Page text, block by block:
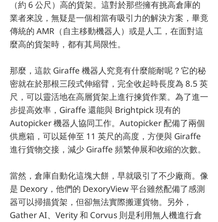
（約 6 公尺）高的貨架。這對於那些擁有挑高倉庫的
業者來說，無疑是一個相當有吸引力的解決方案，畢竟
傳統的 AMR（自主移動機器人）或是人工，在面對這
麼高的貨架時，都有其局限性。
那麼，這款 Giraffe 機器人究竟有什麼能耐呢？它的秘
密就在於那根三段式伸縮臂，完全收起時長度為 8.5 英
尺，可以靈活地在高層貨架上進行揀貨作業。為了進一
步提高效率，Giraffe 還能與 Brightpick 現有的
Autopicker 機器人協同工作。Autopicker 配備了兩個
供應箱，可以延伸至 11 英尺的高度，方便與 Giraffe
進行貨物交接，減少 Giraffe 頻繁伸展和收縮的次數。
當然，倉庫自動化這塊大餅，早就吸引了不少廠商。像
是 Dexory，他們的 DexoryView 平台雖然配備了感測
器可以掃描貨架，但卻無法實際搬運貨物。另外，
Gather AI、Verity 和 Corvus 則是利用無人機進行倉